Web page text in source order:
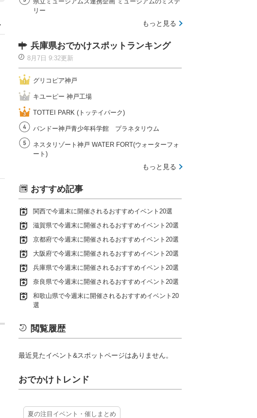
リー
もっと見る
兵庫県おでかけスポットランキング
8月7日 9:32更新
グリコピア神戸
キユーピー 神戸工場
TOTTEI PARK (トッテイパーク)
バンドー神戸青少年科学館 プラネタリウム
ネスタリゾート神戸 WATER FORT(ウォーターフォ
ート)
もっと見る
おすすめ記事
関西で今週末に開催されるおすすめイベント20選
滋賀県で今週末に開催されるおすすめイベント20選
京都府で今週末に開催されるおすすめイベント20選
大阪府で今週末に開催されるおすすめイベント20選
兵庫県で今週末に開催されるおすすめイベント20選
奈良県で今週末に開催されるおすすめイベント20選
和歌山県で今週末に開催されるおすすめイベント20
選
閲覧履歴
最近見たイベント&スポットページはありません。
おでかけトレンド
夏の注目イベント・催しまとめ